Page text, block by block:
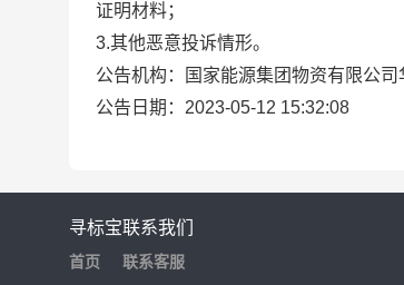
证明材料；
3.其他恶意投诉情形。
公告机构：国家能源集团物资有限公司
公告日期：2023-05-12 15:32:08
寻标宝
首页
联系我们
联系客服